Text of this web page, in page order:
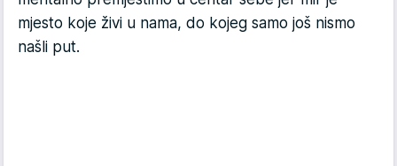
mjesto koje živi u nama, do kojeg samo još nismo
našli put.